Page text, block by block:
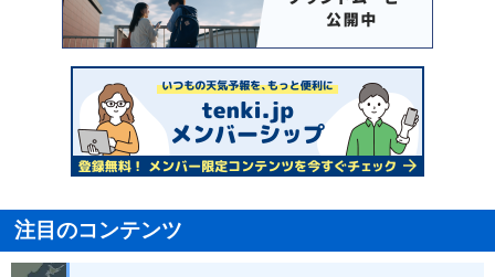
注目のコンテンツ